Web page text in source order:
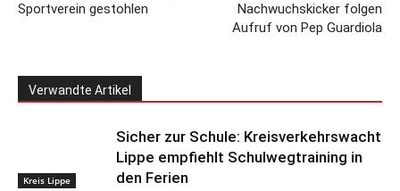
Sportverein gestohlen
Nachwuchskicker folgen
Aufruf von Pep Guardiola
Verwandte Artikel
Kreis Lippe
Sicher zur Schule: Kreisverkehrswacht
Lippe empfiehlt Schulwegtraining in
den Ferien